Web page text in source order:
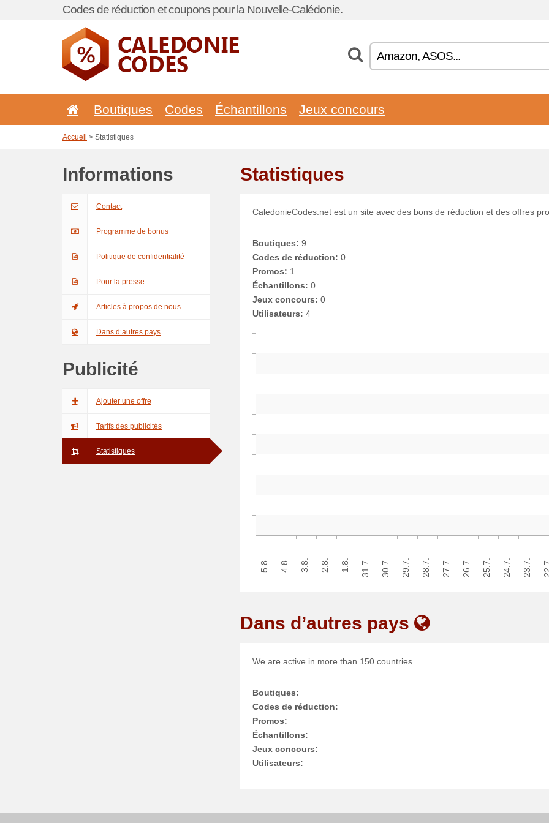
Codes de réduction et coupons pour la Nouvelle-Calédonie.
Boutiques Codes Échantillons Jeux concours
Accueil > Statistiques
Informations
Contact
Programme de bonus
Politique de confidentialité
Pour la presse
Articles à propos de nous
Dans d’autres pays
Publicité
Ajouter une offre
Tarifs des publicités
Statistiques
Statistiques
CaledonieCodes.net est un site avec des bons de réduction et des offres
Boutiques: 9
Codes de réduction: 0
Promos: 1
Échantillons: 0
Jeux concours: 0
Utilisateurs: 4
5.8. 4.8. 3.8. 2.8. 1.8. 31.7. 30.7. 29.7. 28.7. 27.7. 26.7. 25.7. 24.7. 23.7.
Dans d’autres pays
We are active in more than 150 countries...
Boutiques:
Codes de réduction:
Promos:
Échantillons:
Jeux concours:
Utilisateurs: